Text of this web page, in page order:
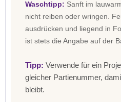
Waschtipp: Sanft im
nicht reiben oder wringen.
ausdrücken und liegend in
ist stets die Angabe auf der
Tipp: Verwende für ein
gleicher Partienummer,
bleibt.